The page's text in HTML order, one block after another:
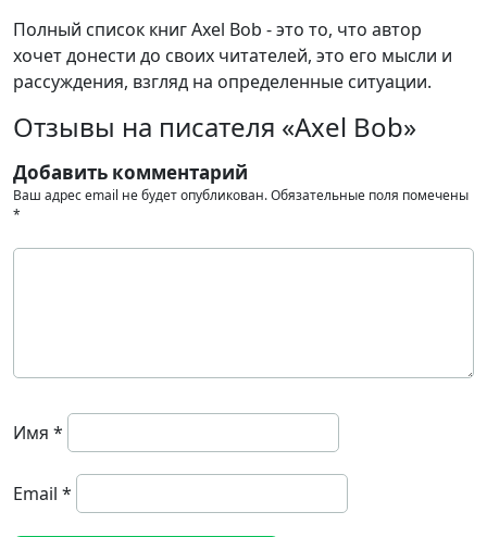
Полный список книг Axel Bob - это то, что автор
хочет донести до своих читателей, это его мысли и
рассуждения, взгляд на определенные ситуации.
Отзывы на писателя «Axel Bob»
Добавить комментарий
Ваш адрес email не будет опубликован.Обязательные поля помечены
*
Имя *
Email *